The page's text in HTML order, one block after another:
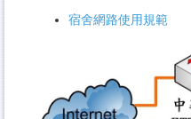
宿舍網路使用規範